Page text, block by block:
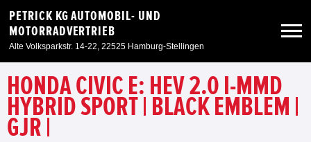
PETRICK KG AUTOMOBIL- UND
MOTORRADVERTRIEB
Alte Volksparkstr. 14-22, 22525 Hamburg-Stellingen
Neuwagen
Gebrauchtwagen
HONDA CIVIC E: HEV 2.0 I-MMD
HYBRID SPORT | BLACK EMBLEM |
GJR |